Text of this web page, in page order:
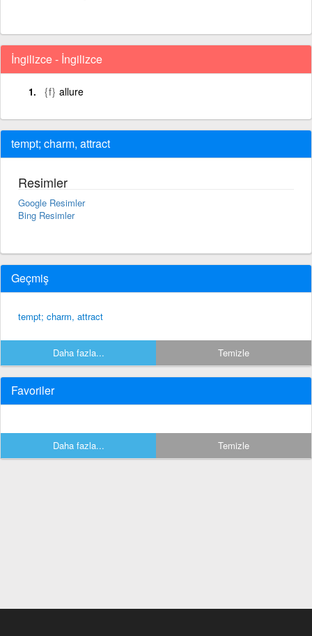
İngilizce - İngilizce
{f} allure
tempt; charm, attract
Resimler
Google Resimler
Bing Resimler
Geçmiş
tempt; charm, attract
Daha fazla... Temizle
Favoriler
Daha fazla... Temizle